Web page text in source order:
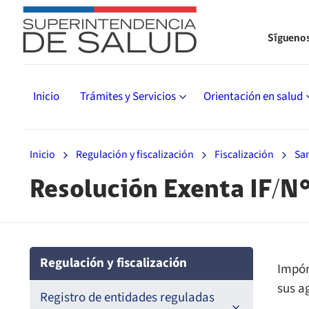
Inicio Trámites y Servicios Orientación en salud
Inicio Regulación y fiscalización Fiscalización
Resolución Exenta IF/
Regulación y fiscalización
Registro de entidades reguladas
sus